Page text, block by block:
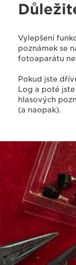
Vylepšení
poznámek se
fotoaparátu
Pokud jste
Log a poté
hlasových
(a naopak).